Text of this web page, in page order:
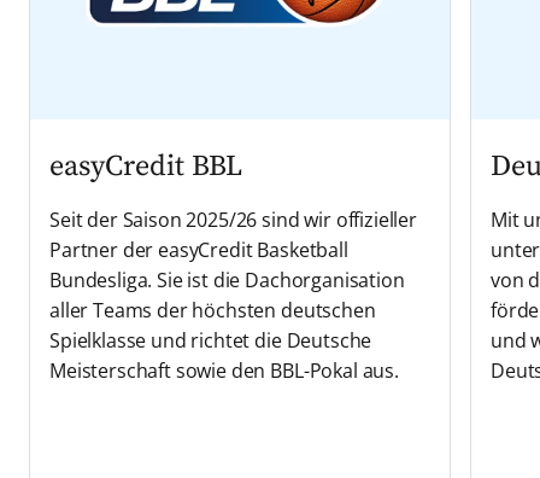
easyCredit BBL
Seit der Saison 2025/26 sind wir offizieller
Partner der easyCredit Basketball
Bundesliga. Sie ist die Dachorganisation
aller Teams der höchsten deutschen
Spielklasse und richtet die Deutsche
Meisterschaft sowie den BBL-Pokal aus.
Mit
von
und